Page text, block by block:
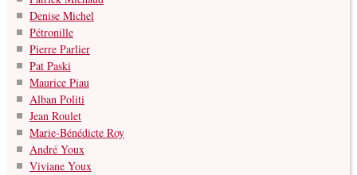
Denise Michel
Pétronille
Pierre Parlier
Pat Paski
Maurice Piau
Alban Politi
Jean Roulet
Marie-Bénédicte Roy
André Youx
Viviane Youx